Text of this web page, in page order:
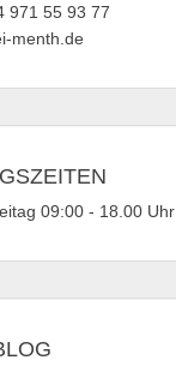
971 55 93 77
menth.de
09:00 - 18.00 Uhr